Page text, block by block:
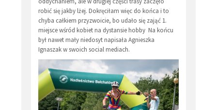
robić się jakby lżej. Dokręciłam więc do końca i to
chyba całkiem przyzwoicie, bo udało się zająć 1.
miejsce wśród kobiet na dystansie hobby Na końcu
był nawet mały niedosyt napisała Agnieszka
Ignaszak w swoich social mediach.